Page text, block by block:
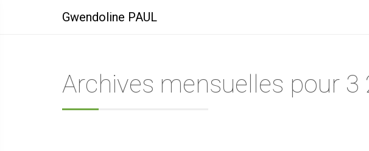
Gwendoline PAUL
Archives mensuelles pour 3